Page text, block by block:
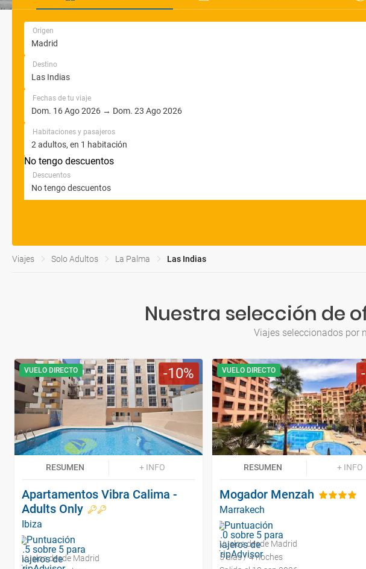
Origen
Destino
Fechas de tu viaje
Habitaciones y pasajeros
No tengo descuentos
Descuentos
Viajes Solo Adultos La Palma Las Indias
Nuestra selección de
Viajes seleccionados por
10
VUELO DIRECTO
RESUMEN + INFO
Apartamentos Vibra Calima -
Adults Only
Ibiza
Vuelos desde Madrid
VUELO DIRECTO
RESUMEN + INFO
Mogador Menzah
Marrakech
Vuelos desde Madrid
5 días / 4 noches